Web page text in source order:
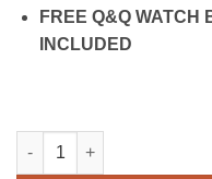
FREE Q&Q WATCH
INCLUDED
Kuantitas Q&Q C215J202Y